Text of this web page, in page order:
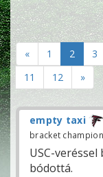
« 1 2 3
11
12 »
empty taxi
bracket
USC-
bódottá.